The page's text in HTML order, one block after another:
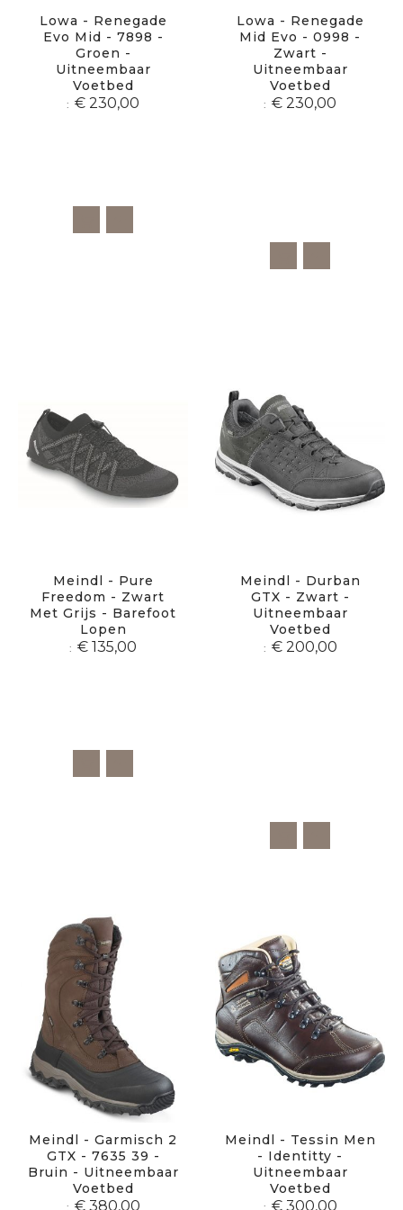
Lowa - Renegade
Evo Mid - 7898 -
Groen -
Uitneembaar
Voetbed
€ 230,00
Lowa - Renegade
Mid Evo - 0998 -
Zwart -
Uitneembaar
Voetbed
€ 230,00
Meindl - Pure
Freedom - Zwart
Met Grijs - Barefoot
Lopen
€ 135,00
Meindl - Durban
GTX - Zwart -
Uitneembaar
Voetbed
€ 200,00
Meindl - Garmisch 2
GTX - 7635 39 -
Bruin - Uitneembaar
Voetbed
€ 380,00
Meindl - Tessin Men
- Identitty -
Uitneembaar
Voetbed
€ 300,00